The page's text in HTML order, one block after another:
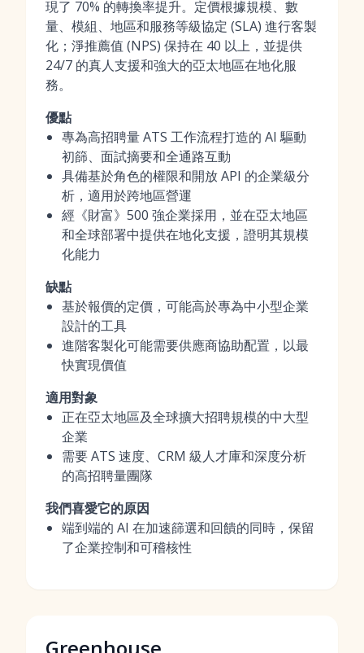
現了 70% 的轉換率提升。定價根據規模、數
量、模組、地區和服務等級協定 (SLA) 進行客製
化；淨推薦值 (NPS) 保持在 40 以上，並提供
24/7 的真人支援和強大的亞太地區在地化服
務。
優點
專為高招聘量 ATS 工作流程打造的 AI 驅動
初篩、面試摘要和全通路互動
具備基於角色的權限和開放 API 的企業級分
析，適用於跨地區營運
經《財富》500 強企業採用，並在亞太地區
和全球部署中提供在地化支援，證明其規模
化能力
缺點
基於報價的定價，可能高於專為中小型企業
設計的工具
進階客製化可能需要供應商協助配置，以最
快實現價值
適用對象
正在亞太地區及全球擴大招聘規模的中大型
企業
需要 ATS 速度、CRM 級人才庫和深度分析
的高招聘量團隊
我們喜愛它的原因
端到端的 AI 在加速篩選和回饋的同時，保留
了企業控制和可稽核性